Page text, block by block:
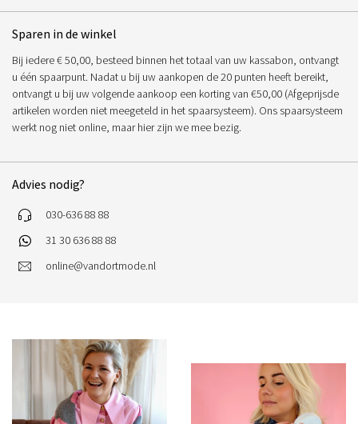
Sparen in de winkel
Bij iedere € 50,00, besteed binnen het totaal van uw kassabon, ontvangt
u één spaarpunt. Nadat u bij uw aankopen de 20 punten heeft bereikt,
ontvangt u bij uw volgende aankoop een korting van €50,00 (Afgeprijsde
artikelen worden niet meegeteld in het spaarsysteem). Ons spaarsysteem
werkt nog niet online, maar hier zijn we mee bezig.
Advies nodig?
030-636 88 88
31 30 636 88 88
online@vandortmode.nl